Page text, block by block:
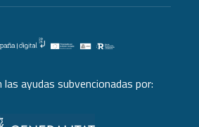
ayudas subvencionadas por: